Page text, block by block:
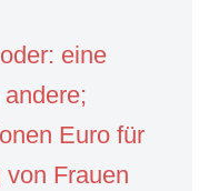
eine
Euro für
Frauen